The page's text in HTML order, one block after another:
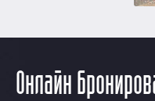
Онлайн